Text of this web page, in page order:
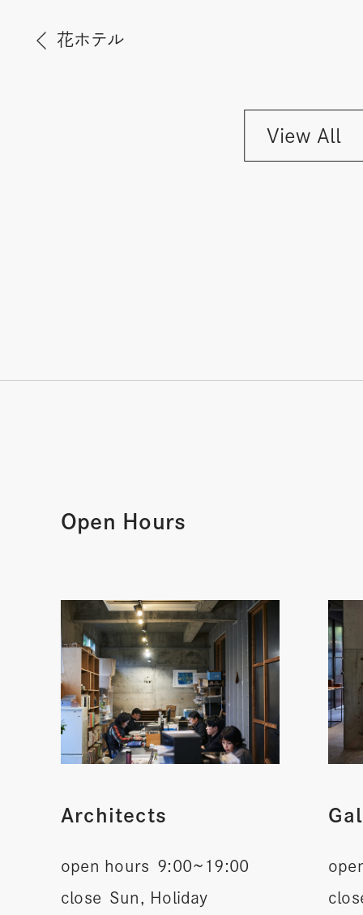
花ホテル
View All
Open Hours
Architects
open hours 9:00~19:00
close Sun, Holiday